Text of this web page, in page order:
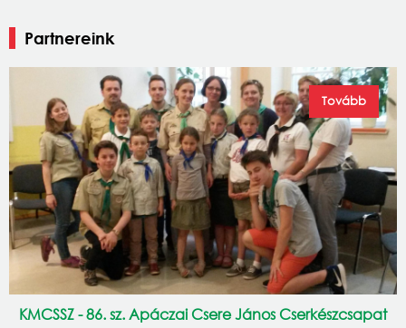
Partnereink
KMCSSZ - 86. sz. Apáczai Csere János Cserkészcsapat
Tovább